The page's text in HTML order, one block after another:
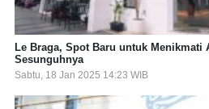
Le Braga, Spot Baru untuk Menikmati
Sesunguhnya
Sabtu, 18 Jan 2025 14:23 WIB